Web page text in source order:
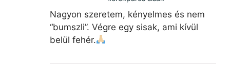
Nagyon szeretem, kényelmes és nem
“bumszli”. Végre egy sisak, ami kívül
belül fehér.